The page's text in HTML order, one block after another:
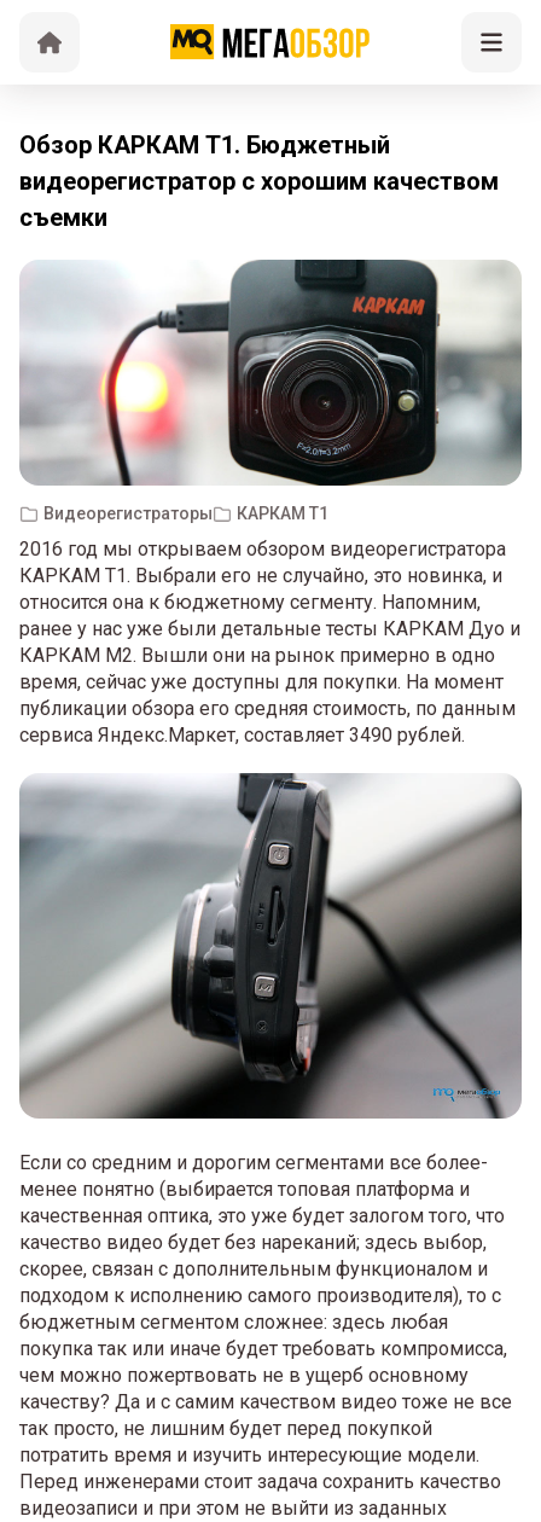
Обзор КАРКАМ Т1. Бюджетный
видеорегистратор с хорошим качеством
съемки
Видеорегистраторы КАРКАМ Т1
2016 год мы открываем обзором видеорегистратора
КАРКАМ Т1. Выбрали его не случайно, это новинка, и
относится она к бюджетному сегменту. Напомним,
ранее у нас уже были детальные тесты КАРКАМ Дуо и
КАРКАМ М2. Вышли они на рынок примерно в одно
время, сейчас уже доступны для покупки. На момент
публикации обзора его средняя стоимость, по данным
сервиса Яндекс.Маркет, составляет 3490 рублей.
Если со средним и дорогим сегментами все более-
менее понятно (выбирается топовая платформа и
качественная оптика, это уже будет залогом того, что
качество видео будет без нареканий; здесь выбор,
скорее, связан с дополнительным функционалом и
подходом к исполнению самого производителя), то с
бюджетным сегментом сложнее: здесь любая
покупка так или иначе будет требовать компромисса,
чем можно пожертвовать не в ущерб основному
качеству? Да и с самим качеством видео тоже не все
так просто, не лишним будет перед покупкой
потратить время и изучить интересующие модели.
Перед инженерами стоит задача сохранить качество
видеозаписи и при этом не выйти из заданных